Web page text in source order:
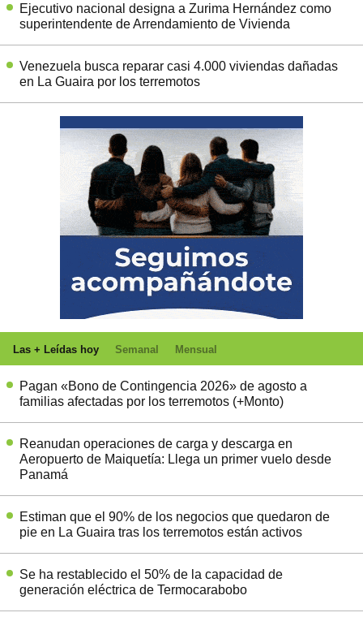
Ejecutivo nacional designa a Zurima Hernández como
superintendente de Arrendamiento de Vivienda
Venezuela busca reparar casi 4.000 viviendas dañadas
en La Guaira por los terremotos
Las + Leídas hoy Semanal Mensual
Pagan «Bono de Contingencia 2026» de agosto a
familias afectadas por los terremotos (+Monto)
Reanudan operaciones de carga y descarga en
Aeropuerto de Maiquetía: Llega un primer vuelo desde
Panamá
Estiman que el 90% de los negocios que quedaron de
pie en La Guaira tras los terremotos están activos
Se ha restablecido el 50% de la capacidad de
generación eléctrica de Termocarabobo